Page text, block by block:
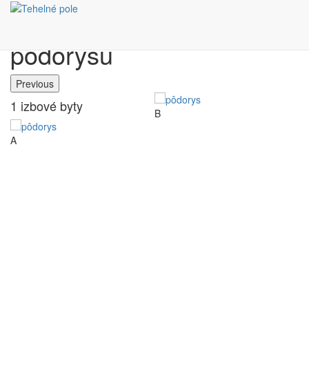
pôdorysu
Previous
1 izbové byty
A
B